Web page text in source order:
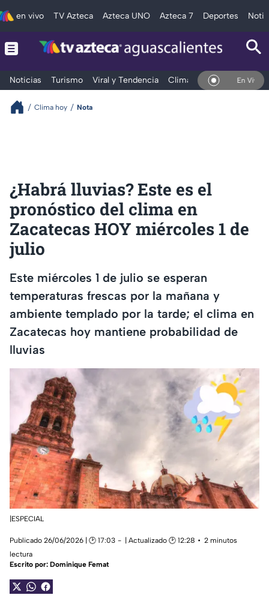
en vivo TV Azteca Azteca UNO Azteca 7 Deportes
Noticias Turismo Viral y Tendencia Clima Deportes En Vivo
Clima hoy Nota
¿Habrá lluvias? Este es el
pronóstico del clima en
Zacatecas HOY miércoles 1 de
julio
Este miércoles 1 de julio se esperan
temperaturas frescas por la mañana y
ambiente templado por la tarde; el clima en
Zacatecas hoy mantiene probabilidad de
lluvias
|ESPECIAL
Publicado 26/06/2026 | 🕑 17:03 | Actualizado 🕑 12:28
2 minutos
lectura
Escrito por: Dominique Femat